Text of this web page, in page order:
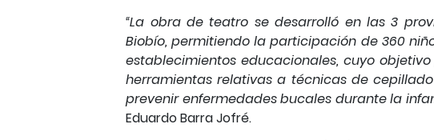
“La obra de teatro se desarrolló en las 3
Biobío, permitiendo la participación de 360
establecimientos educacionales, cuyo
herramientas relativas a técnicas de
prevenir enfermedades bucales durante la
Eduardo Barra Jofré.